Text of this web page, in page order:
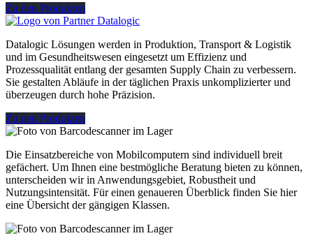
Zu den Produkten
Datalogic Lösungen werden in Produktion, Transport & Logistik
und im Gesundheitswesen eingesetzt um Effizienz und
Prozessqualität entlang der gesamten Supply Chain zu verbessern.
Sie gestalten Abläufe in der täglichen Praxis unkomplizierter und
überzeugen durch hohe Präzision.
Zu den Produkten
Die Einsatzbereiche von Mobilcomputern sind individuell breit
gefächert. Um Ihnen eine bestmögliche Beratung bieten zu können,
unterscheiden wir in Anwendungsgebiet, Robustheit und
Nutzungsintensität. Für einen genaueren Überblick finden Sie hier
eine Übersicht der gängigen Klassen.